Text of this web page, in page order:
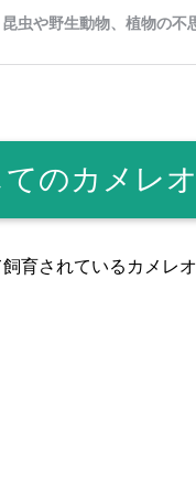
のカメレ
育されているカメレオ